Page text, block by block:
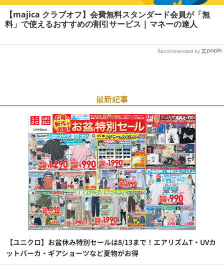
【majica クラブオフ】会費無料スタンダード会員が「無
料」で使えるおすすめの割引サービス | マネーの達人
Recommended by
最新記事
【ユニクロ】お盆休み特別セールは8/13まで！エアリズムT・UVカ
ットパーカ・ギアショーツなど夏物がお得